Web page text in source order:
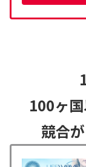
100ヶ
競合